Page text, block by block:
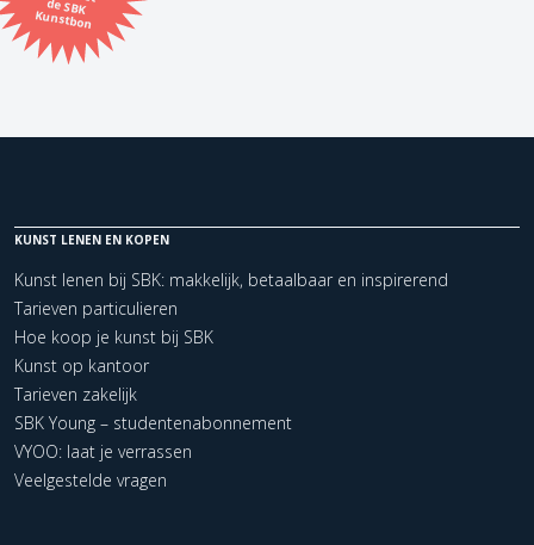
Kunstbon
Kunstenaar
Kerncollectie
0 items. Pagina:
KUNST LENEN EN KOPEN
Kunst lenen bij SBK: makkelijk, betaalbaar en inspirerend
Tarieven particulieren
Hoe koop je kunst bij SBK
Kunst op kantoor
Tarieven zakelijk
SBK Young – studentenabonnement
VYOO: laat je verrassen
Veelgestelde vragen